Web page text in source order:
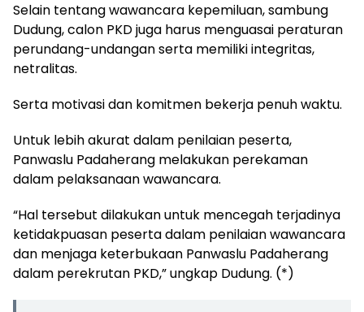
Selain tentang wawancara kepemiluan, sambung
Dudung, calon PKD juga harus menguasai peraturan
perundang-undangan serta memiliki integritas,
netralitas.
Serta motivasi dan komitmen bekerja penuh waktu.
Untuk lebih akurat dalam penilaian peserta,
Panwaslu Padaherang melakukan perekaman
dalam pelaksanaan wawancara.
“Hal tersebut dilakukan untuk mencegah terjadinya
ketidakpuasan peserta dalam penilaian wawancara
dan menjaga keterbukaan Panwaslu Padaherang
dalam perekrutan PKD,” ungkap Dudung. (*)